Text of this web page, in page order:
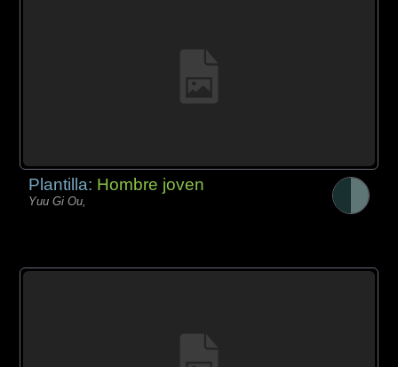
Plantilla: Hombre joven
Yuu Gi Ou,